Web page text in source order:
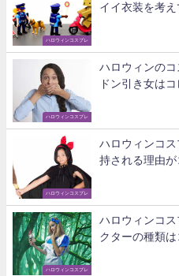
ハロウィンコスプレ
イイ衣装を考え
ハロウィンコスプレ
ハロウィンの
ドン引き女はコ
ハロウィンコスプレ
ハロウィンコ
持される理由が
ハロウィンコスプレ
ハロウィンコ
クターの種類